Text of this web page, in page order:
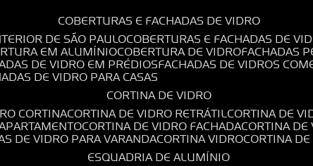
COBERTURAS E FACHADAS DE VIDRO
DE SÃO PAULO COBERTURAS E FACHADAS DE
EM ALUMÍNIO COBERTURA DE VIDRO FACHADAS
DE VIDRO EM PRÉDIOS FACHADAS DE VIDROS
DE VIDRO PARA CASAS
CORTINA DE VIDRO
CORTINA CORTINA DE VIDRO RETRÁTIL CORTINA DE
CORTINA DE VIDRO FACHADA CORTINA
DE VIDRO PARA VARANDA CORTINA VIDRO CORTINA
ESQUADRIA DE ALUMÍNIO